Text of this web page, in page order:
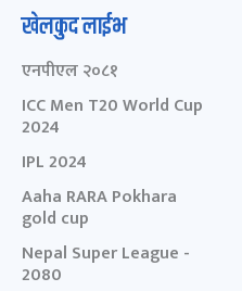
खेलकुद लाईभ
एनपीएल २०८१
ICC Men T20 World Cup
2024
IPL 2024
Aaha RARA Pokhara
gold cup
Nepal Super League -
2080